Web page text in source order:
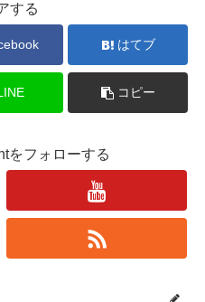
する
はてブ
コピー
をフォローする